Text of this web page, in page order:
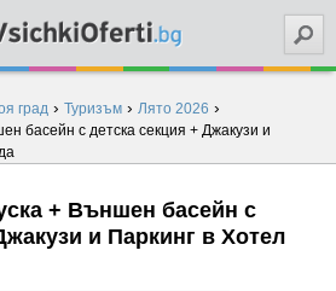
град › Туризъм › Лято 2026 ›
басейн с детска секция + Джакузи и
+ Външен басейн с
и Паркинг в Хотел